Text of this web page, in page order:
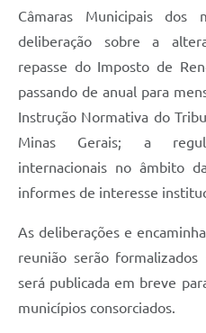
Câmaras Municipais dos
deliberação sobre a
repasse do Imposto de
passando de anual para
Instrução Normativa do
Minas Gerais; a
internacionais no âmbito
informes de interesse
As deliberações e
reunião serão
será publicada em breve
municípios consorciados.